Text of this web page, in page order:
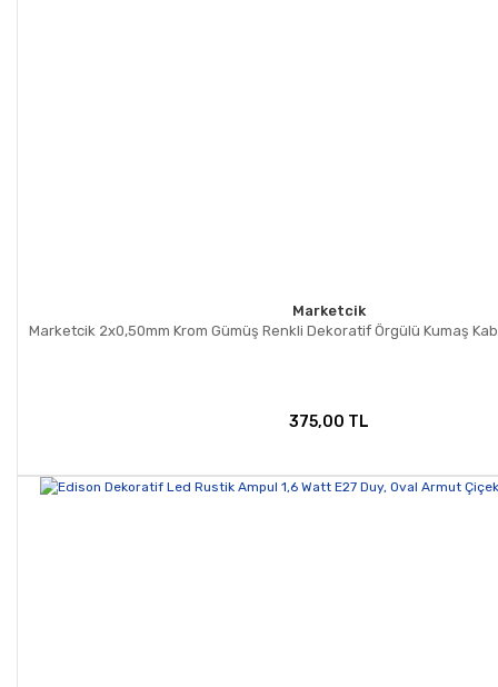
Marketcik
Marketcik 2x0,50mm Krom Gümüş Renkli Dekoratif Örgülü Kumaş
375,00 TL